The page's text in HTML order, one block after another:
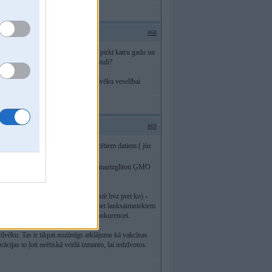
#68
var atļauties jaunu claasu pirkt katru gadu un
tavs pamatojums parakstīt šo vēstuli?
pārtikai būt kaitīgai cilvēku veselībai
#69
uz novecujušiem un falsificētiem datiem ( jūs
- šādu mēslu stumj tipiski mazizglītoti ĢMO
ielās plebeju pūļus, kuri protestē hvz pret ko) -
netike vairs uztverti kā prece - bet lauksaimniekiem
par brīvo tirgu un godīgu konkurencei.
Tas ir tikpat nozīmīgs atklājums kā vakcīnas
to ļoti neētiskā veidā izmanto, lai iedzīvotos.